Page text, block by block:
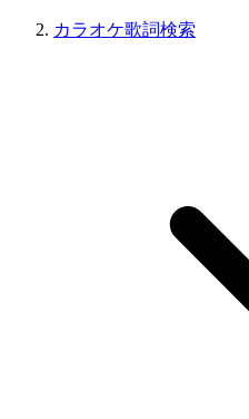
カラオケ歌詞検索